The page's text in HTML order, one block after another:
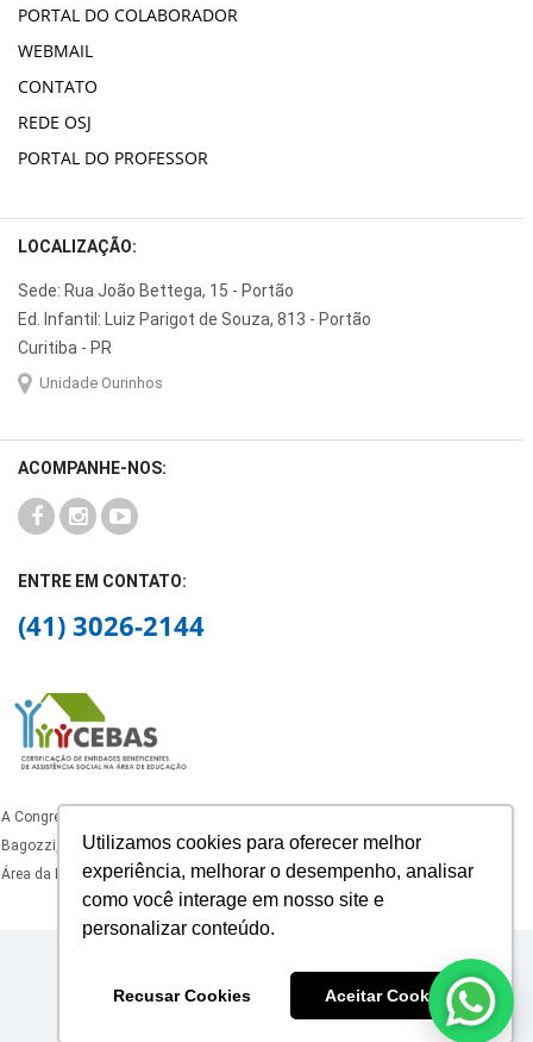
Utilizamos cookies para oferecer melhor
experiência, melhorar o desempenho, analisar
como você interage em nosso site e
personalizar conteúdo.
Recusar Cookies Aceitar Cookies
PORTAL DO COLABORADOR
WEBMAIL
CONTATO
REDE OSJ
PORTAL DO PROFESSOR
LOCALIZAÇÃO:
Sede: Rua João Bettega, 15 - Portão
Ed. Infantil: Luiz Parigot de Souza, 813 - Portão
Curitiba - PR
Unidade Ourinhos
ACOMPANHE-NOS:
ENTRE EM CONTATO:
(41) 3026-2144
A Congregação dos Oblatos de São José, mantenedora do Colégio Padre João
Bagozzi, está certificado como Entidade Beneficente de Assistência Social na
Área da Educação, com certificado ativo nos termos da legislação vigente.
© 2025 Colégio Padre João Bagozzi.
53.416.921/0005-20